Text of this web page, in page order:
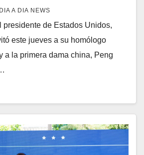
DIA A DIA NEWS
presidente de Estados Unidos,
este jueves a su homólogo
a la primera dama china, Peng